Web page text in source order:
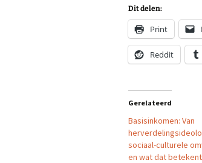
Dit delen:
Print
Reddit
Gerelateerd
Basisinkomen: Van
sociaal-culturele
en wat dat